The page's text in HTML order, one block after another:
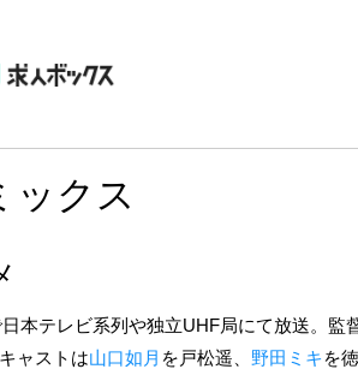
ックス
本テレビ系列や独立UHF局にて放送。監
ャストは山口如月 を戸松遥、 野田ミキを